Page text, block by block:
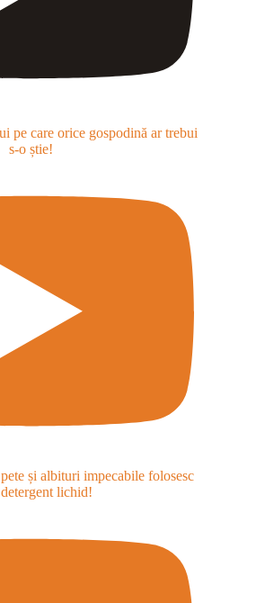
pe care orice gospodină ar trebui
s-o știe!
și albituri impecabile folosesc
lichid!